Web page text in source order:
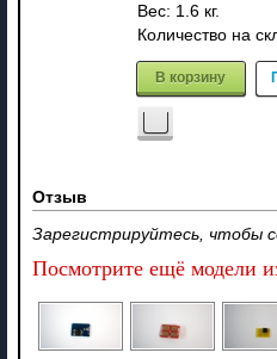
Вес: 1.6 кг.
Количество на
В корзину
Отзыв
Зарегистрируйтесь, чтобы
Посмотрите ещё модели